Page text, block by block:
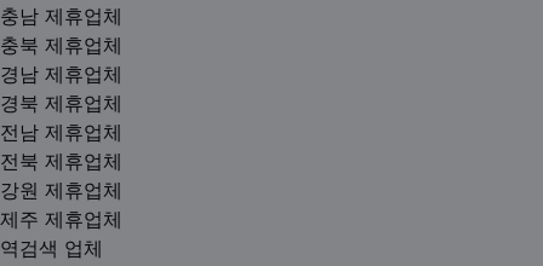
충남 제휴업체
충북 제휴업체
경남 제휴업체
경북 제휴업체
전남 제휴업체
전북 제휴업체
강원 제휴업체
제주 제휴업체
역검색 업체